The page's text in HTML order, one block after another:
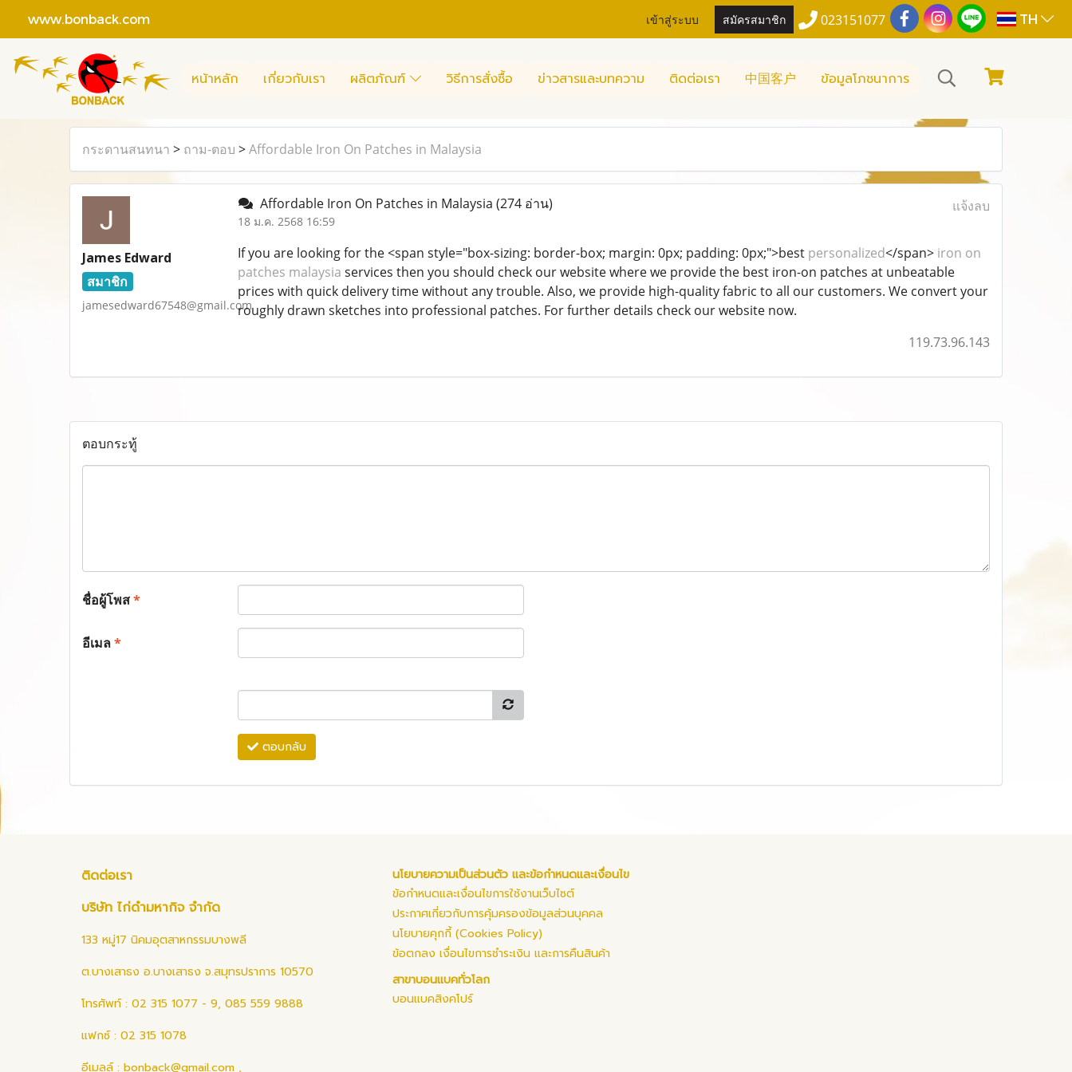
www.bonback.com เข้าสู่ระบบ สมัครสมาชิก 023151077 TH
หน้าหลัก เกี่ยวกับเรา ผลิตภัณฑ์ วิธีการสั่งซื้อ ข่าวสารและบทความ ติดต่อเรา 中国客户 ข้อมูลโภชนาการ
กระดานสนทนา > ถาม-ตอบ >Affordable Iron On Patches in Malaysia
James Edward
สมาชิก
jamesedward67548@gmail.com
Affordable Iron On Patches in Malaysia (274 อ่าน)
18 ม.ค. 2568 16:59
แจ้งลบ
If you are looking for the <span style="box-sizing: border-box; margin: 0px; padding: 0px;">bestpersonalized</span>iron on
patches malaysia services then you should check our website where we provide the best iron-on patches at unbeatable
prices with quick delivery time without any trouble. Also, we provide high-quality fabric to all our customers. We convert your
roughly drawn sketches into professional patches. For further details check our website now.
119.73.96.143
ตอบกระทู้
ชื่อผู้โพส*
อีเมล*
ตอบกลับ
ติดต่อเรา
บริษัท ไก่ดำมหากิจ จำกัด
133 หมู่17 นิคมอุตสาหกรรมบางพลี
ต.บางเสาธง อ.บางเสาธง จ.สมุทรปราการ 10570
โทรศัพท์ : 02 315 1077 - 9, 085 559 9888
แฟกซ์ : 02 315 1078
อีเมลล์ : bonback@gmail.com ,
นโยบายความเป็นส่วนตัว และข้อกำหนดและเงื่อนไข
ข้อกำหนดและเงื่อนไขการใช้งานเว็บไซต์
ประกาศเกี่ยวกับการคุ้มครองข้อมูลส่วนบุคคล
นโยบายคุกกี้ (Cookies Policy)
ข้อตกลง เงื่อนไขการชำระเงิน และการคืนสินค้า
สาขาบอนแบคทั่วโลก
บอนแบคสิงคโปร์